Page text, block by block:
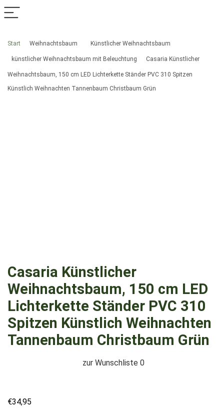
Start Weihnachtsbaum Künstlicher Weihnachtsbaum
künstlicher Weihnachtsbaum mit Beleuchtung Casaria Künstlicher
Weihnachtsbaum, 150 cm LED Lichterkette Ständer PVC 310 Spitzen
Künstlich Weihnachten Tannenbaum Christbaum Grün
Casaria Künstlicher
Weihnachtsbaum, 150 cm LED
Lichterkette Ständer PVC 310
Spitzen Künstlich Weihnachten
Tannenbaum Christbaum Grün
zur Wunschliste 0
€34,95